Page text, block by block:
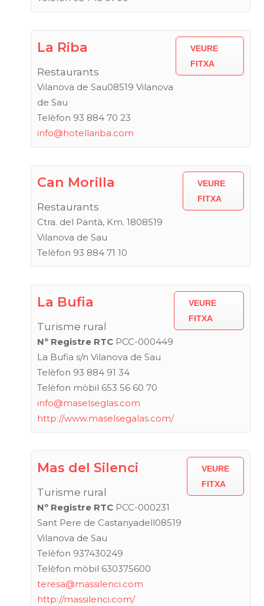
La Riba
Restaurants
Vilanova de Sau08519 Vilanova
de Sau
Telèfon 93 884 70 23
info@hotellariba.com
VEURE
FITXA
Can Morilla
Restaurants
Ctra. del Pantà, Km. 1808519
Vilanova de Sau
Telèfon 93 884 71 10
VEURE
FITXA
La Bufia
Turisme rural
Nº Registre RTC PCC-000449
La Bufia s/n Vilanova de Sau
Telèfon 93 884 91 34
Telèfon mòbil 653 56 60 70
info@maselseglas.com
http://www.maselsegalas.com/
VEURE
FITXA
Mas del Silenci
Turisme rural
Nº Registre RTC PCC-000231
Sant Pere de Castanyadell08519
Vilanova de Sau
Telèfon 937430249
Telèfon mòbil 630375600
teresa@massilenci.com
http://massilenci.com/
VEURE
FITXA